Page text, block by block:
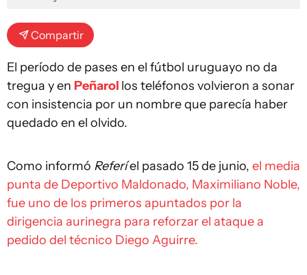
Compartir
El período de pases en el fútbol uruguayo no da
tregua y en Peñarol los teléfonos volvieron a sonar
con insistencia por un nombre que parecía haber
quedado en el olvido.
Como informó Referíel pasado 15 de junio, el media
punta de Deportivo Maldonado, Maximiliano Noble,
fue uno de los primeros apuntados por la
dirigencia aurinegra para reforzar el ataque a
pedido del técnico Diego Aguirre.